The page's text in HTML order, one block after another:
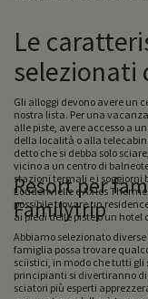
Le
selezionati
Gli alloggi devono avere un
nostra lista. Per una
alle piste, avere accesso a
della località o alla
detto che si debba solo
vicino a un centro di
stazioni termali e i soggiorni
Loudenvielle e Ax les
possibile trovare un
ai piedi delle piste o un
Resort per
Familytrip
Abbiamo selezionato
famiglia possa trovare
sciistici, in modo che tutti
principianti si divertiranno di
sciatori più esperti